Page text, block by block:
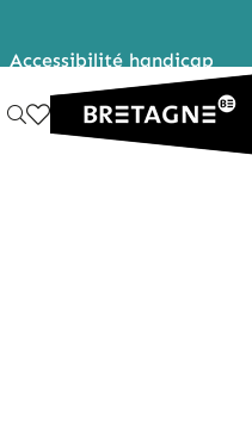
Accessibilité handicap